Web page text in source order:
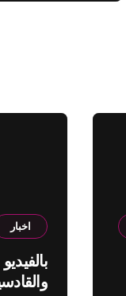
اخبار